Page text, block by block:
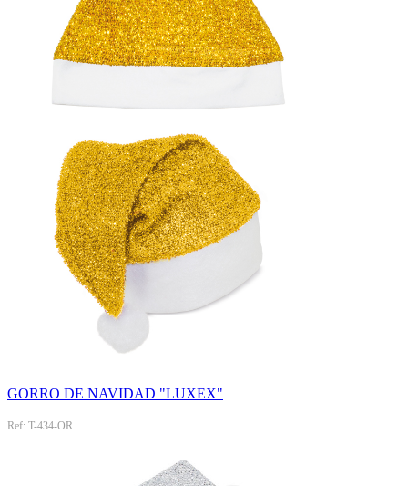
GORRO DE NAVIDAD "LUXEX"
Ref: T-434-OR